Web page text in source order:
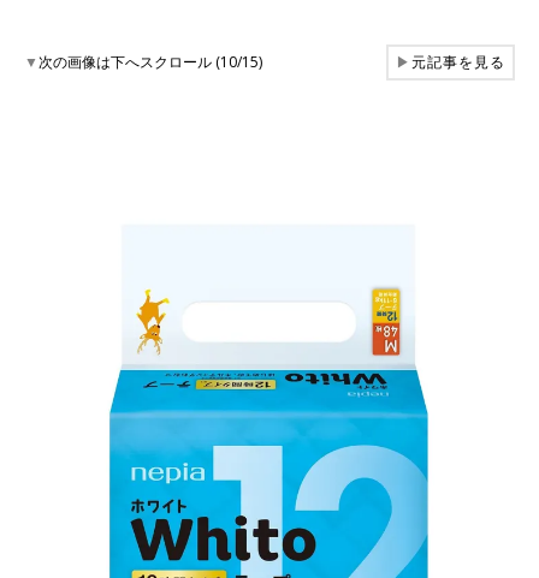
▼次の画像は下へスクロール (10/15) ▶元記事を見る